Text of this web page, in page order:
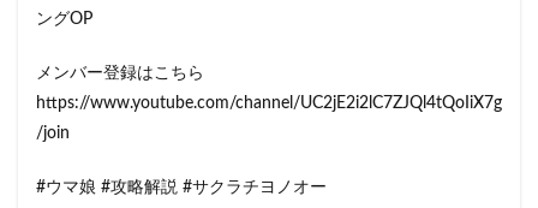
ングOP
メンバー登録はこちら
https://www.youtube.com/channel/UC2jE2i2lC7ZJQl4tQoIiX7g
/join
#ウマ娘 #攻略解説 #サクラチヨノオー